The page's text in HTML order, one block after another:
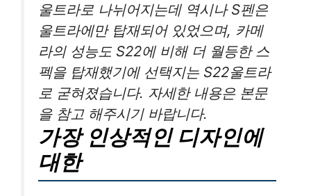
울트라로 나뉘어지는데 역시나 S펜은
울트라에만 탑재되어 있었으며, 카메
라의 성능도 S22에 비해 더 월등한 스
펙을 탑재했기에 선택지는 S22울트라
로 굳혀졌습니다. 자세한 내용은 본문
을 참고 해주시기 바랍니다.
가장 인상적인 디자인에
대한